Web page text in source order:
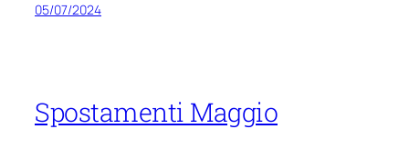
05/07/2024
Spostamenti Maggio